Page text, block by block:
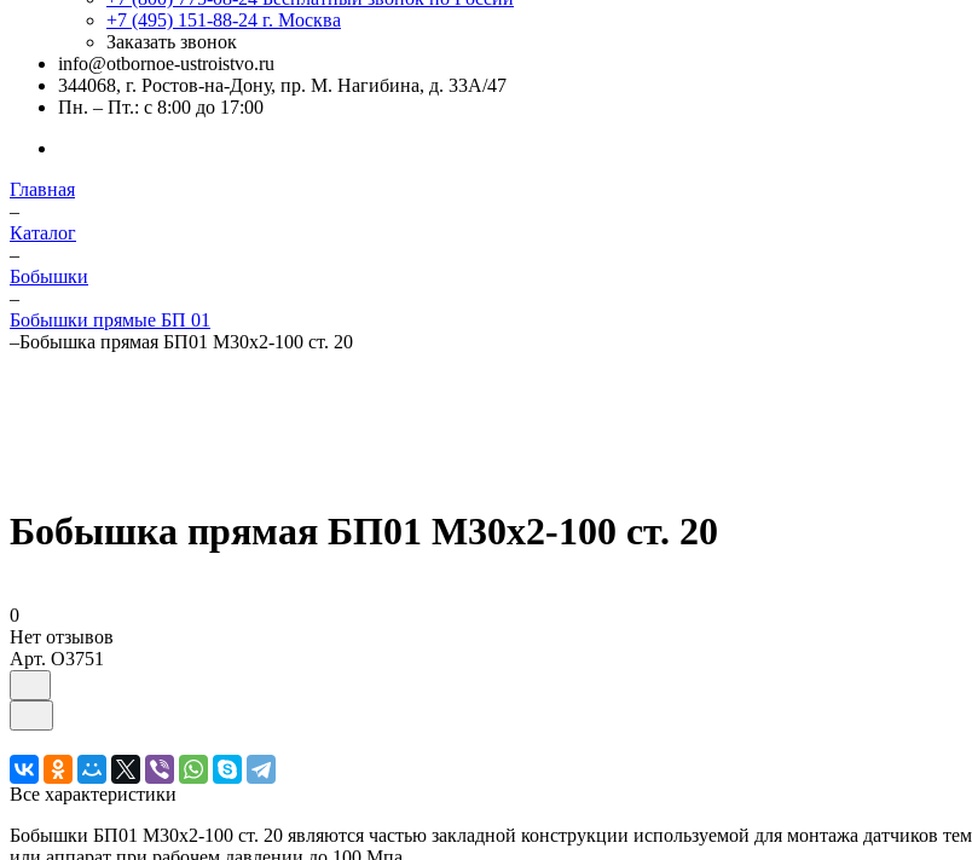
+7 (495) 151-88-24 г. Москва
Заказать звонок
info@otbornoe-ustroistvo.ru
344068, г. Ростов-на-Дону, пр. М. Нагибина, д. 33А/47
Пн. – Пт.: с 8:00 до 17:00
Главная
–
Каталог
–
Бобышки
–
Бобышки прямые БП 01
–Бобышка прямая БП01 М30х2-100 ст. 20
Бобышка прямая БП01 М30х2-100 ст. 20
0
Нет отзывов
Арт. O3751
Все характеристики
Бобышки БП01 М30х2-100 ст. 20 являются частью закладной конструкции используемой для монтажа датчиков